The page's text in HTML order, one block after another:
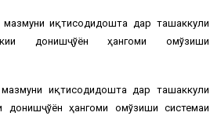
иқтисодидошта дар ташаккули
донишҷўён ҳангоми омўзиши
иқтисодидошта дар ташаккули
донишҷўён ҳангоми омўзиши системаи